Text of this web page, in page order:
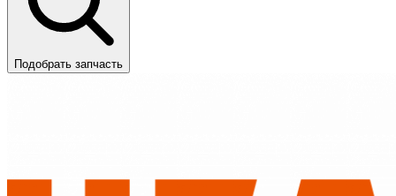
Подобрать запчасть